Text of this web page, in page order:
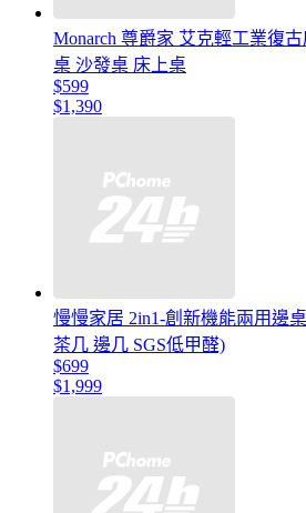
Monarch 尊爵家 艾克輕工業復
桌 沙發桌 床上桌
$599
$1,390
慢慢家居 2in1-創新機能兩用邊
茶几 邊几 SGS低甲醛)
$699
$1,999